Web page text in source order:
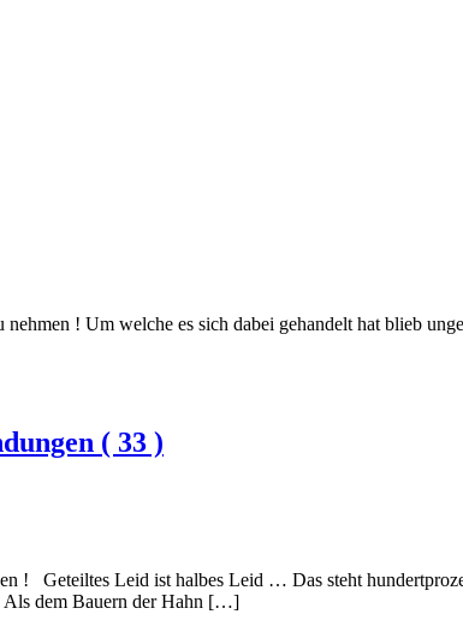
! Um welche es sich dabei gehandelt hat blieb
( 33 )
! Geteiltes Leid ist halbes Leid … Das steht
Als dem Bauern der Hahn […]